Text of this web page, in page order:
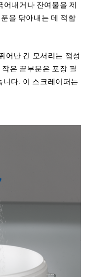
어내거나 잔여물을 제
을 닦아내는 데 적합
어난 긴 모서리는 점성
은 끝부분은 포장 필
니다. 이 스크레이퍼는